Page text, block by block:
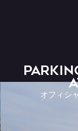
オフィシ